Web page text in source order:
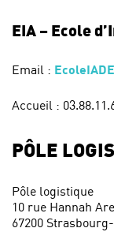
EIA – Ecole
Email :
Accueil :
PÔLE
Pôle logistique
10 rue Hannah
67200